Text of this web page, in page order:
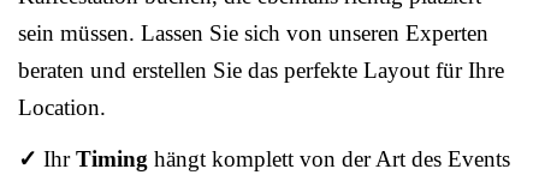
sein müssen. Lassen Sie sich von unseren Experten
beraten und erstellen Sie das perfekte Layout für Ihre
Location.
✓ IhrTiming hängt komplett von der Art des Events